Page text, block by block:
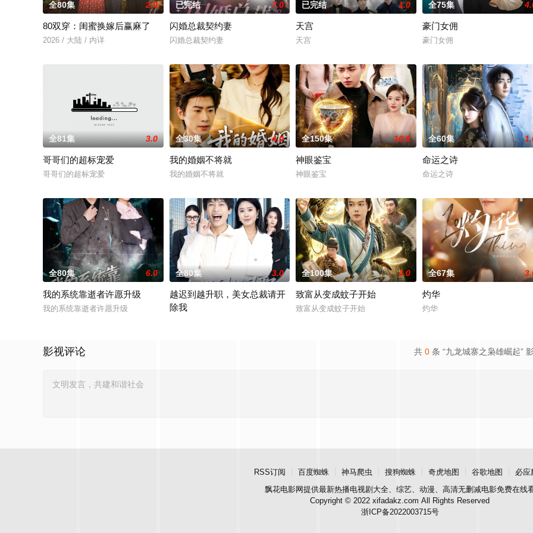
全80集 2.0
80双穿：闺蜜换嫁后赢麻了
2026 / 大陆 / 内详
已完结 7.0
闪婚总裁契约妻
闪婚总裁契约妻
已完结 1.0
天宫
天宫
全75集
豪门女佣
豪门女佣
全81集 3.0
哥哥们的超标宠爱
哥哥们的超标宠爱
全30集 4.0
我的婚姻不将就
我的婚姻不将就
全150集 10.0
神眼鉴宝
神眼鉴宝
全60集
命运之诗
命运之诗
全80集 6.0
我的系统靠逝者许愿升级
我的系统靠逝者许愿升级
全80集 3.0
越迟到越升职，美女总裁请开
除我
全100集 4.0
致富从变成蚊子开始
致富从变成蚊子开始
全67集
灼华
灼华
共 0 条 “九龙城寨之枭雄崛起”
影视评论
RSS订阅 百度蜘蛛 神马爬虫 搜狗蜘蛛 奇虎地图 谷歌地图
必应
飘花电影网提供最新热播电视剧大全、综艺、动漫、高清无删减电影免费在线
Copyright © 2022 xifadakz.com All Rights Reserved
浙ICP备2022003715号